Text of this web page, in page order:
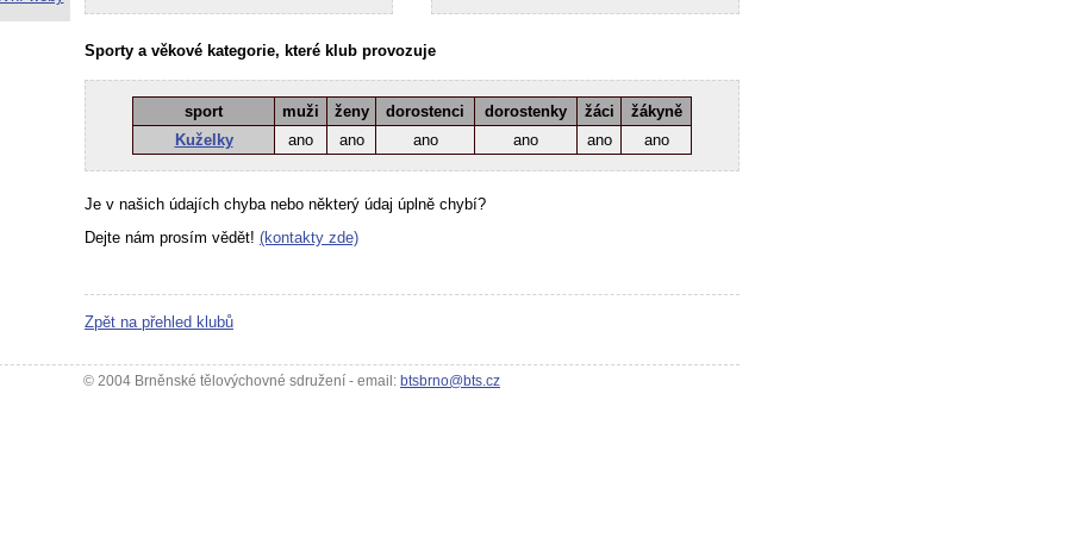
Sporty a věkové kategorie, které klub provozuje
sport muži ženy dorostenci dorostenky žáci
žákyně
Kuželky
ano ano ano ano ano ano
Je v našich údajích chyba nebo některý údaj úplně chybí?
Dejte nám prosím vědět! (kontakty zde)
Zpět na přehled klubů
© 2004 Brněnské tělovýchovné sdružení - email: btsbrno@bts.cz